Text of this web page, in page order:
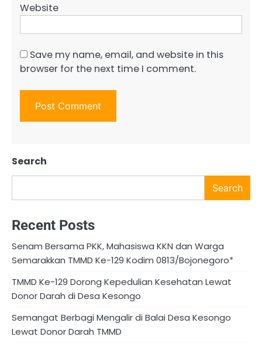
Website
Save my name, email, and website in this
browser for the next time I comment.
Search
Search
Recent Posts
Senam Bersama PKK, Mahasiswa KKN dan Warga
Semarakkan TMMD Ke-129 Kodim 0813/Bojonegoro*
TMMD Ke-129 Dorong Kepedulian Kesehatan Lewat
Donor Darah di Desa Kesongo
Semangat Berbagi Mengalir di Balai Desa Kesongo
Lewat Donor Darah TMMD